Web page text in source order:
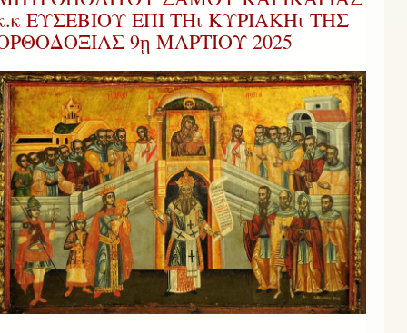
ΕΥΣΕΒΙΟΥ ΕΠΙ ΤΗι ΚΥΡΙΑΚΗι ΤΗΣ
9ῃ ΜΑΡΤΙΟΥ 2025